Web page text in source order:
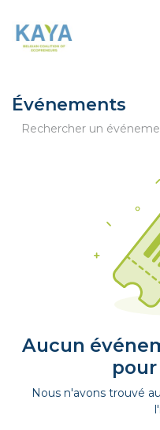
Événements
Aucun
Nous n'avons trouvé